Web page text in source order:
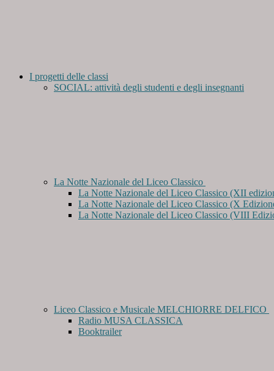
I progetti delle classi
SOCIAL: attività degli studenti e degli insegnanti
La Notte Nazionale del Liceo Classico
La Notte Nazionale del Liceo Classico (XII
La Notte Nazionale del Liceo Classico (X
La Notte Nazionale del Liceo Classico (VIII
Liceo Classico e Musicale MELCHIORRE DELFICO
Radio MUSA CLASSICA
Booktrailer